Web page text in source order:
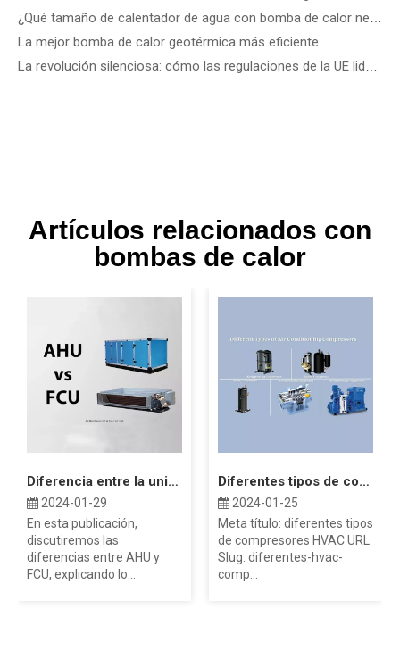
La mejor bomba de calor geotérmica más eficiente
Artículos relacionados con
bombas de calor
Diferencia entre la unidad Fan Coil AHU y FCU
2024-01-29
En esta publicación,
discutiremos las
diferencias entre AHU y
FCU, explicando lo...
Diferentes tipos de compresores HVAC
2024-01-25
Meta título: diferentes tipos
de compresores HVAC URL
Slug: diferentes-hvac-
comp...